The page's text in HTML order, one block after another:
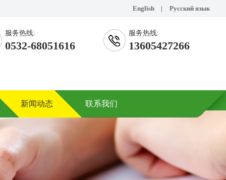
English | Русский язык
服务热线:
0532-68051616
服务热线:
13605427266
新闻动态 联系我们